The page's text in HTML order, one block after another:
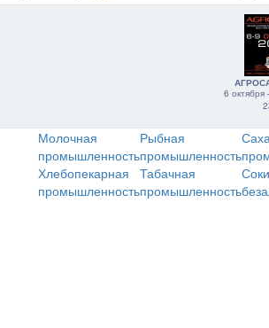
6 октября
Молочная
промышленность
Рыбная
промышленность
Хлебопекарная
промышленность
Табачная
промышленность